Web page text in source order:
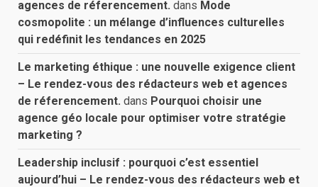
agences de réferencement. dans Mode
cosmopolite : un mélange d’influences culturelles
qui redéfinit les tendances en 2025
Le marketing éthique : une nouvelle exigence client
– Le rendez-vous des rédacteurs web et agences
de réferencement. dans Pourquoi choisir une
agence géo locale pour optimiser votre stratégie
marketing ?
Leadership inclusif : pourquoi c’est essentiel
aujourd’hui – Le rendez-vous des rédacteurs web et